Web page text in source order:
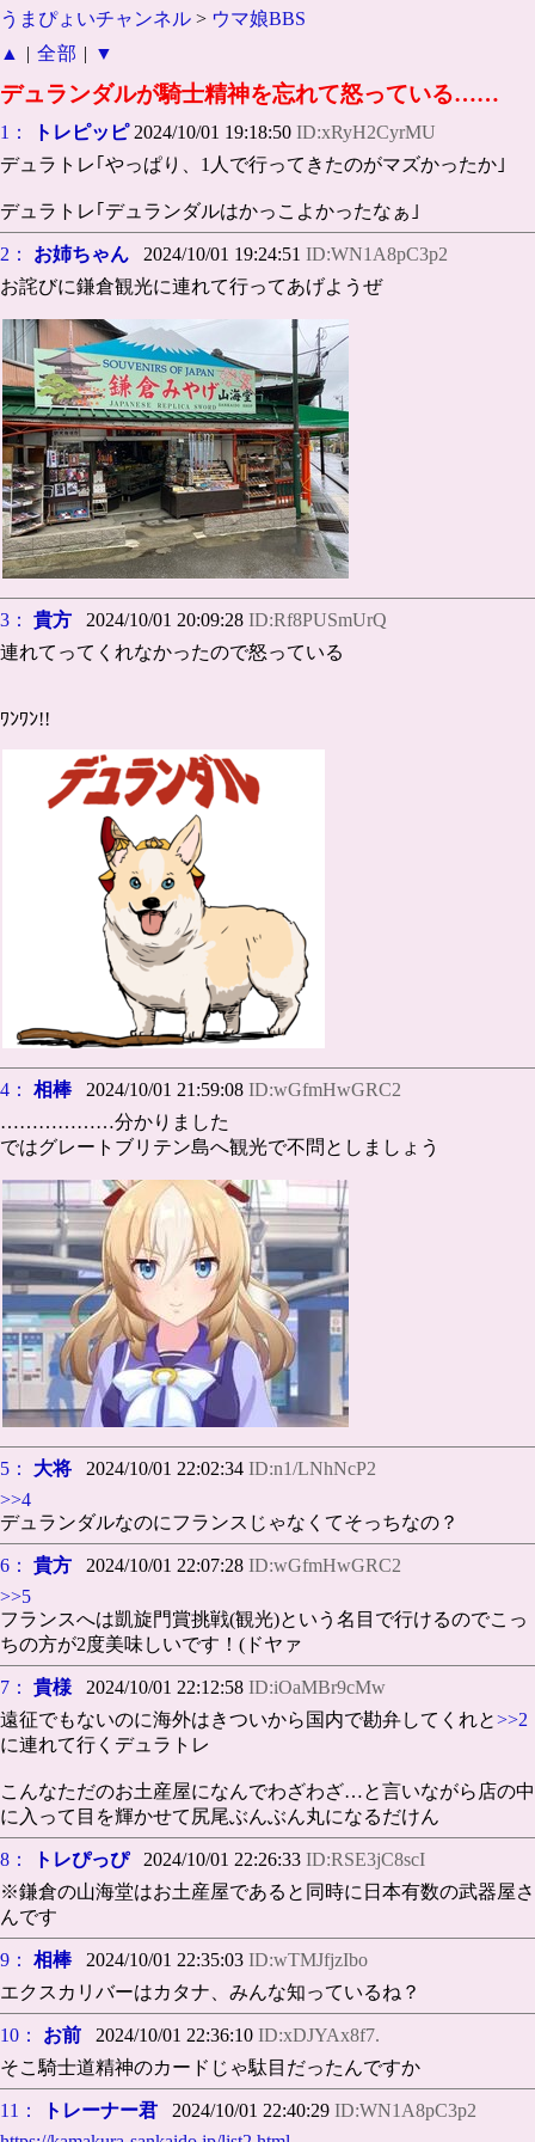
うまぴょいチャンネル > ウマ娘BBS
▲
| 全部 | ▼
デュランダルが騎士精神を忘れて怒っている……
1： トレピッピ2024/10/01 19:18:50 ID:xRyH2CyrMU
デュラトレ｢やっぱり、1人で行ってきたのがマズかったか｣
デュラトレ｢デュランダルはかっこよかったなぁ｣
2： お姉ちゃん 2024/10/01 19:24:51 ID:WN1A8pC3p2
お詫びに鎌倉観光に連れて行ってあげようぜ
3： 貴方 2024/10/01 20:09:28 ID:Rf8PUSmUrQ
連れてってくれなかったので怒っている
ﾜﾝﾜﾝ!!
4： 相棒2024/10/01 21:59:08 ID:wGfmHwGRC2
………………分かりました
ではグレートブリテン島へ観光で不問としましょう
5： 大将 2024/10/01 22:02:34 ID:n1/LNhNcP2
>>4
デュランダルなのにフランスじゃなくてそっちなの？
6： 貴方 2024/10/01 22:07:28 ID:wGfmHwGRC2
>>5
フランスへは凱旋門賞挑戦(観光)という名目で行けるのでこっ
ちの方が2度美味しいです！(ドヤァ
7： 貴様 2024/10/01 22:12:58 ID:iOaMBr9cMw
遠征でもないのに海外はきついから国内で勘弁してくれと>>2
に連れて行くデュラトレ
こんなただのお土産屋になんでわざわざ…と言いながら店の中
に入って目を輝かせて尻尾ぶんぶん丸になるだけん
8： トレぴっぴ2024/10/01 22:26:33 ID:RSE3jC8scI
※鎌倉の山海堂はお土産屋であると同時に日本有数の武器屋さ
んです
9： 相棒2024/10/01 22:35:03 ID:wTMJfjzIbo
エクスカリバーはカタナ、みんな知っているね？
10： お前 2024/10/01 22:36:10 ID:xDJYAx8f7.
そこ騎士道精神のカードじゃ駄目だったんですか
11： トレーナー君 2024/10/01 22:40:29 ID:WN1A8pC3p2